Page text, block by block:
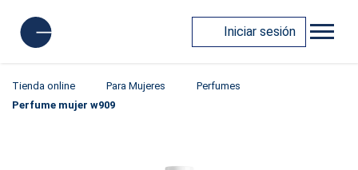
Iniciar sesión
Tienda online Para Mujeres
Perfumes
Perfume mujer w909